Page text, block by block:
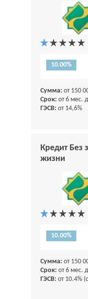
10.00%
Сумма: от 150
Срок: от 6 мес.
ГЭСВ: от 14,6%
Кредит Без
жизни
10.00%
Сумма: от 150
Срок: от 6 мес.
ГЭСВ: от 10.4%